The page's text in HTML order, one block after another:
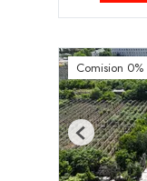
Comision 0%
Previous